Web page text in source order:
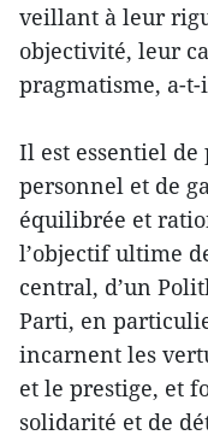
veillant à leur
objectivité, leur
pragmatisme, a-
Il est essentiel
personnel et de
équilibrée et
l’objectif ultime
central, d’un
Parti, en
incarnent les
et le prestige, et
solidarité et de